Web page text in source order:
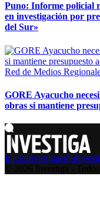
Puno: Informe policial
en investigación por
del Sur»
Red de Medios
GORE Ayacucho
obras si mantiene
InicioInvestigación